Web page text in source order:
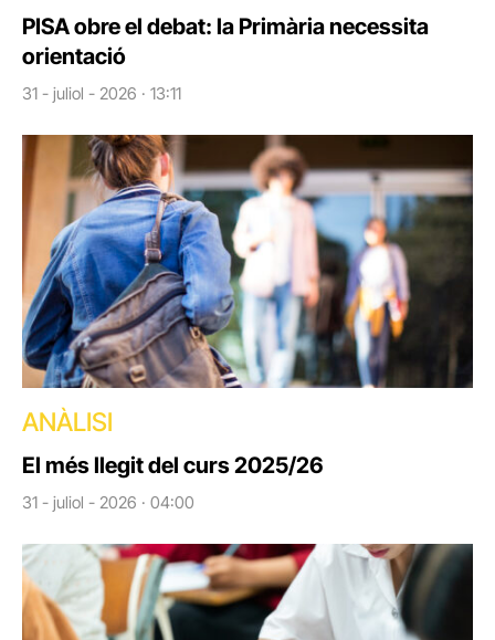
PISA obre el debat: la Primària necessita
orientació
31 - juliol - 2026 · 13:11
ANÀLISI
El més llegit del curs 2025/26
31 - juliol - 2026 · 04:00